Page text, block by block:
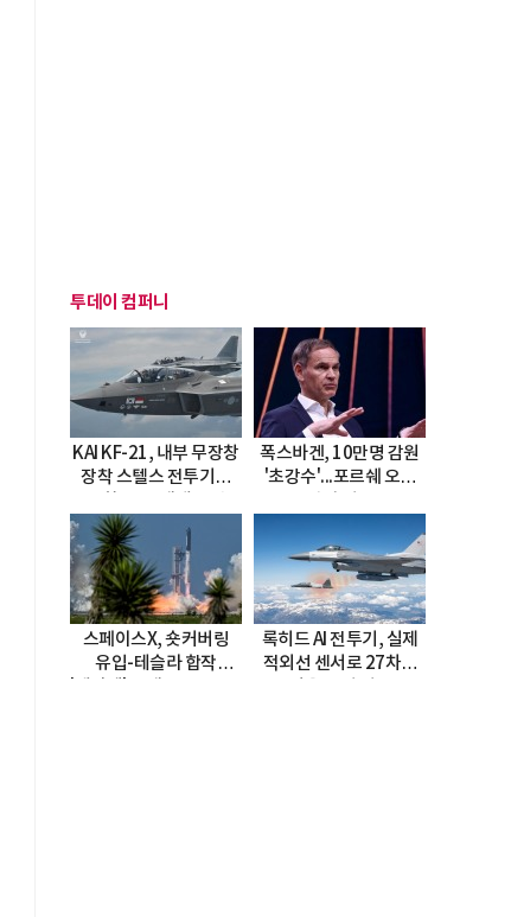
투데이 컴퍼니
KAI KF-21, 내부 무장창
장착 스텔스 전투기로
폭스바겐, 10만명 감원
'초강수'...포르쉐 오너
스페이스X, 숏커버링
유입-테슬라 합작
록히드 AI 전투기, 실제
적외선 센서로 27차례